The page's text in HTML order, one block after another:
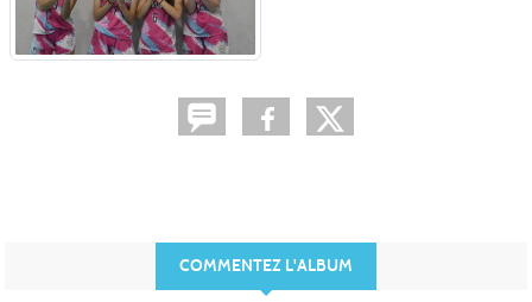
COMMENTEZ L'ALBUM